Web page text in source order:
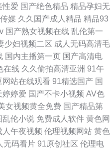
盗摄资源网 欧美色综合部 欧美久久
音先锋永久资源 97超碰在线人人草
片视频 东京热导航大乱 欧美69性爱
影院 91视频精品在线观看 91网站免
利 九伊人网 午夜剧场欧洲A片 91视
草在线免费av
性爱 国产绝色精品 精品孕妇无
媒 久久国产成人精品 精品93
国产熟女视频在线 乱伦第一
少妇视频二区 成人无码高清毛
国内主播第一页 国产高清电
在线 久久偷拍高清亚洲 91午
网站在线观看 91精选国产 国
婷婷爱 国产不卡小视频 AV色
女视频黄全免费 国产精品第
乱伦小说 免费成人软件 黄色网
人午夜视频 伦理视频网站 黄色
无码看片 91原创社区 伦理电